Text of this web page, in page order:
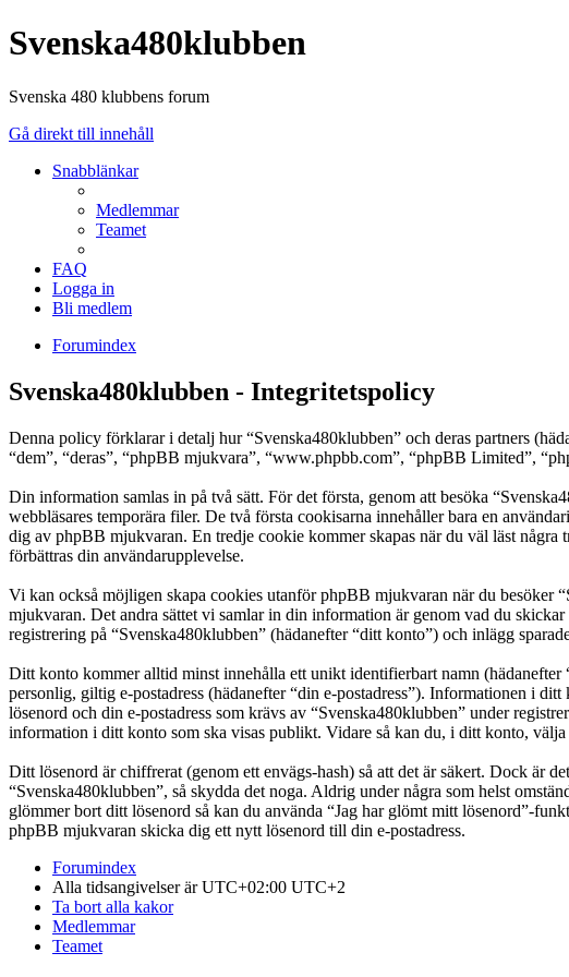
Svenska480klubben
Svenska 480 klubbens forum
Gå direkt till innehåll
Snabblänkar
Medlemmar
Teamet
FAQ
Logga in
Bli medlem
Forumindex
Svenska480klubben - Integritetspolicy
Denna policy förklarar i detalj hur “Svenska480klubben” och deras partners
“dem”, “deras”, “phpBB mjukvara”, “www.phpbb.com”, “phpBB Limited”,
Din information samlas in på två sätt. För det första, genom att besöka
webbläsares temporära filer. De två första cookisarna innehåller bara en
dig av phpBB mjukvaran. En tredje cookie kommer skapas när du väl läst några
förbättras din användarupplevelse.
Vi kan också möjligen skapa cookies utanför phpBB mjukvaran när du besöker
mjukvaran. Det andra sättet vi samlar in din information är genom vad du
registrering på “Svenska480klubben” (hädanefter “ditt konto”) och inlägg
Ditt konto kommer alltid minst innehålla ett unikt identifierbart namn
personlig, giltig e-postadress (hädanefter “din e-postadress”). Informationen i
lösenord och din e-postadress som krävs av “Svenska480klubben” under
information i ditt konto som ska visas publikt. Vidare så kan du, i ditt konto,
Ditt lösenord är chiffrerat (genom ett envägs-hash) så att det är säkert. Dock är
“Svenska480klubben”, så skydda det noga. Aldrig under några som helst
glömmer bort ditt lösenord så kan du använda “Jag har glömt mitt lösenord”-
phpBB mjukvaran skicka dig ett nytt lösenord till din e-postadress.
Forumindex
Alla tidsangivelser är UTC+02:00 UTC+2
Ta bort alla kakor
Medlemmar
Teamet